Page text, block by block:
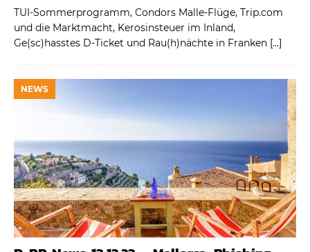
TUI-Sommerprogramm, Condors Malle-Flüge, Trip.com
und die Marktmacht, Kerosinsteuer im Inland,
Ge(sc)hasstes D-Ticket und Rau(h)nächte in Franken […]
NEWS